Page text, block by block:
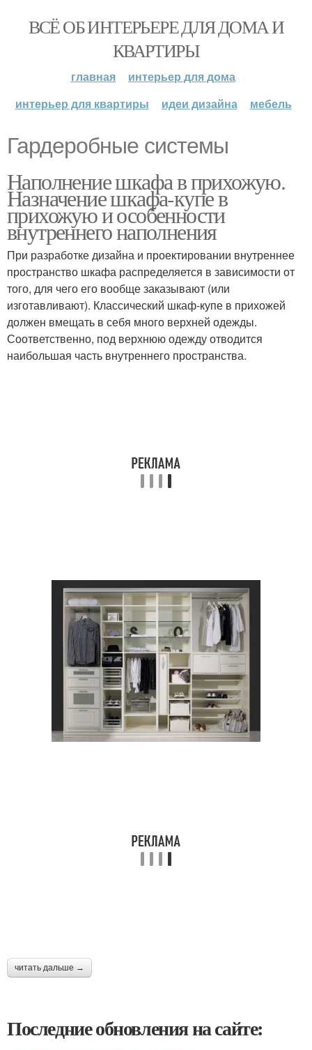
ВСЁ ОБ ИНТЕРЬЕРЕ ДЛЯ ДОМА И
КВАРТИРЫ
главная
интерьер для дома
интерьер для квартиры
идеи дизайна мебель
Гардеробные системы
Наполнение шкафа в прихожую.
Назначение шкафа-купе в
прихожую и особенности
внутреннего наполнения
При разработке дизайна и проектировании внутреннее
пространство шкафа распределяется в зависимости от
того, для чего его вообще заказывают (или
изготавливают). Классический шкаф-купе в прихожей
должен вмещать в себя много верхней одежды.
Соответственно, под верхнюю одежду отводится
наибольшая часть внутреннего пространства.
читать дальше →
Последние обновления на сайте: